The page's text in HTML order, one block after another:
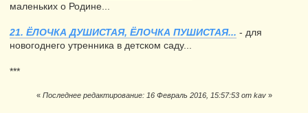
маленьких о Родине...
21. ЁЛОЧКА ДУШИСТАЯ, ЁЛОЧКА ПУШИСТАЯ... - для
новогоднего утренника в детском саду...
***
« Последнее редактирование: 16 Февраль 2016, 15:57:53 от kav»